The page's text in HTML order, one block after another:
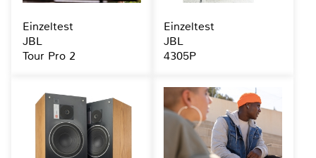
Einzeltest
JBL
Tour Pro 2
Einzeltest
JBL
4305P